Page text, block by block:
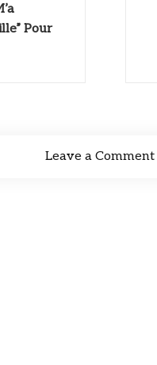
Pour
Leave a Comment